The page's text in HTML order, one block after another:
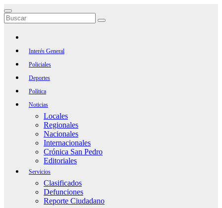
Saltar
al
contenido
Interés General
Policiales
Deportes
Política
Noticias
Locales
Regionales
Nacionales
Internacionales
Crónica San Pedro
Editoriales
Servicios
Clasificados
Defunciones
Reporte Ciudadano